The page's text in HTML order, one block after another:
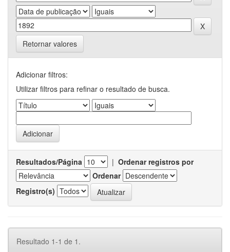
Retornar valores
Adicionar filtros:
Utilizar filtros para refinar o resultado de busca.
Resultados/Página | Ordenar registros por
Ordenar
Registro(s)
Resultado 1-1 de 1.